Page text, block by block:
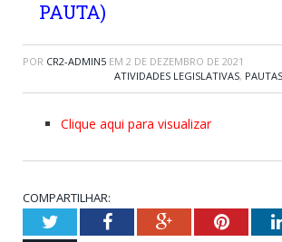
PAUTA)
POR CR2-ADMIN5 EM 2 DE DEZEMBRO DE 2021
ATIVIDADES LEGISLATIVAS,
Clique aqui para visualizar
COMPARTILHAR:
TwitterFacebookGoogle+